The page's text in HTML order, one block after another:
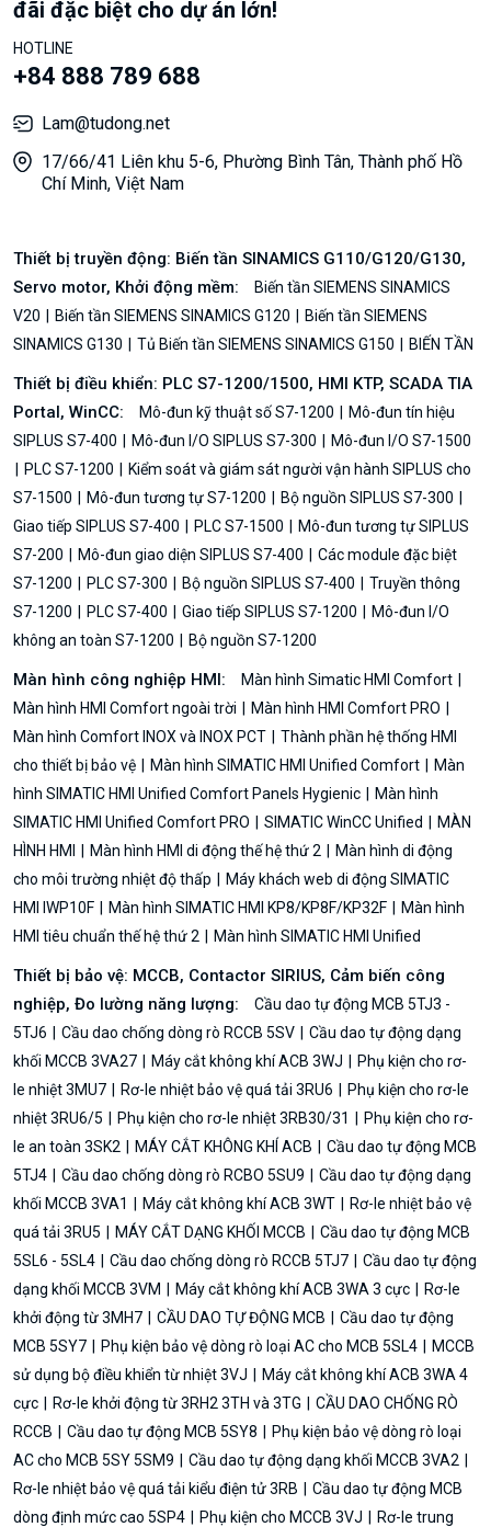
đãi đặc biệt cho dự án lớn!
HOTLINE
+84 888 789 688
Lam@tudong.net
17/66/41 Liên khu 5-6, Phường Bình Tân, Thành phố Hồ
Chí Minh, Việt Nam
Thiết bị truyền động: Biến tần SINAMICS G110/G120/G130,
Servo motor, Khởi động mềm:
Biến tần SIEMENS SINAMICS
V20
Biến tần SIEMENS SINAMICS G120
Biến tần SIEMENS
SINAMICS G130
Tủ Biến tần SIEMENS SINAMICS G150 BIẾN TẦN
Thiết bị điều khiển: PLC S7-1200/1500, HMI KTP, SCADA TIA
Portal, WinCC:
Mô-đun kỹ thuật số S7-1200
Mô-đun tín hiệu
SIPLUS S7-400
Mô-đun I/O SIPLUS S7-300
Mô-đun I/O S7-1500
PLC S7-1200
Kiểm soát và giám sát người vận hành SIPLUS cho
S7-1500
Mô-đun tương tự S7-1200
Bộ nguồn SIPLUS S7-300
Giao tiếp SIPLUS S7-400
PLC S7-1500
Mô-đun tương tự SIPLUS
S7-200
Mô-đun giao diện SIPLUS S7-400
Các module đặc biệt
S7-1200
PLC S7-300 Bộ nguồn SIPLUS S7-400
Truyền thông
S7-1200
PLC S7-400 Giao tiếp SIPLUS S7-1200
Mô-đun I/O
không an toàn S7-1200
Bộ nguồn S7-1200
Màn hình công nghiệp HMI:
Màn hình Simatic HMI Comfort
Màn hình HMI Comfort ngoài trời
Màn hình HMI Comfort PRO
Màn hình Comfort INOX và INOX PCT
Thành phần hệ thống HMI
cho thiết bị bảo vệ
Màn hình SIMATIC HMI Unified Comfort
Màn
hình SIMATIC HMI Unified Comfort Panels Hygienic
Màn hình
SIMATIC HMI Unified Comfort PRO
SIMATIC WinCC Unified
MÀN
HÌNH HMI
Màn hình HMI di động thế hệ thứ 2
Màn hình di động
cho môi trường nhiệt độ thấp
Máy khách web di động SIMATIC
HMI IWP10F
Màn hình SIMATIC HMI KP8/KP8F/KP32F
Màn hình
HMI tiêu chuẩn thế hệ thứ 2
Màn hình SIMATIC HMI Unified
Thiết bị bảo vệ: MCCB, Contactor SIRIUS, Cảm biến công
nghiệp, Đo lường năng lượng:
Cầu dao tự động MCB 5TJ3 -
5TJ6
Cầu dao chống dòng rò RCCB 5SV
Cầu dao tự động dạng
khối MCCB 3VA27
Máy cắt không khí ACB 3WJ
Phụ kiện cho rơ-
le nhiệt 3MU7
Rơ-le nhiệt bảo vệ quá tải 3RU6
Phụ kiện cho rơ-le
nhiệt 3RU6/5
Phụ kiện cho rơ-le nhiệt 3RB30/31
Phụ kiện cho rơ-
le an toàn 3SK2
MÁY CẮT KHÔNG KHÍ ACB
Cầu dao tự động MCB
5TJ4
Cầu dao chống dòng rò RCBO 5SU9
Cầu dao tự động dạng
khối MCCB 3VA1
Máy cắt không khí ACB 3WT
Rơ-le nhiệt bảo vệ
quá tải 3RU5
MÁY CẮT DẠNG KHỐI MCCB
Cầu dao tự động MCB
5SL6 - 5SL4
Cầu dao chống dòng rò RCCB 5TJ7
Cầu dao tự động
dạng khối MCCB 3VM
Máy cắt không khí ACB 3WA 3 cực
Rơ-le
khởi động từ 3MH7
CẦU DAO TỰ ĐỘNG MCB
Cầu dao tự động
MCB 5SY7
Phụ kiện bảo vệ dòng rò loại AC cho MCB 5SL4
MCCB
sử dụng bộ điều khiển từ nhiệt 3VJ
Máy cắt không khí ACB 3WA 4
cực
Rơ-le khởi động từ 3RH2 3TH và 3TG
CẦU DAO CHỐNG RÒ
RCCB
Cầu dao tự động MCB 5SY8
Phụ kiện bảo vệ dòng rò loại
AC cho MCB 5SY 5SM9
Cầu dao tự động dạng khối MCCB 3VA2
Rơ-le nhiệt bảo vệ quá tải kiểu điện tử 3RB
Cầu dao tự động MCB
dòng định mức cao 5SP4
Phụ kiện cho MCCB 3VJ
Rơ-le trung